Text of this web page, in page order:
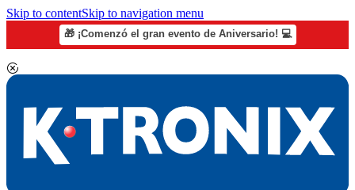
Skip to contentSkip to navigation menu
🎁 ¡Comenzó el gran evento de Aniversario! 💻